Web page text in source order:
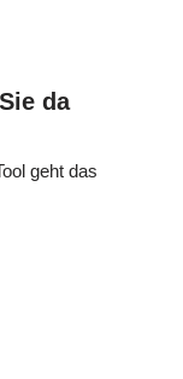
da
geht das